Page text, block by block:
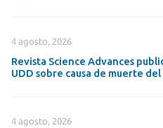
4 agosto, 2026
Revista Science Advances
UDD sobre causa de muerte
4 agosto, 2026